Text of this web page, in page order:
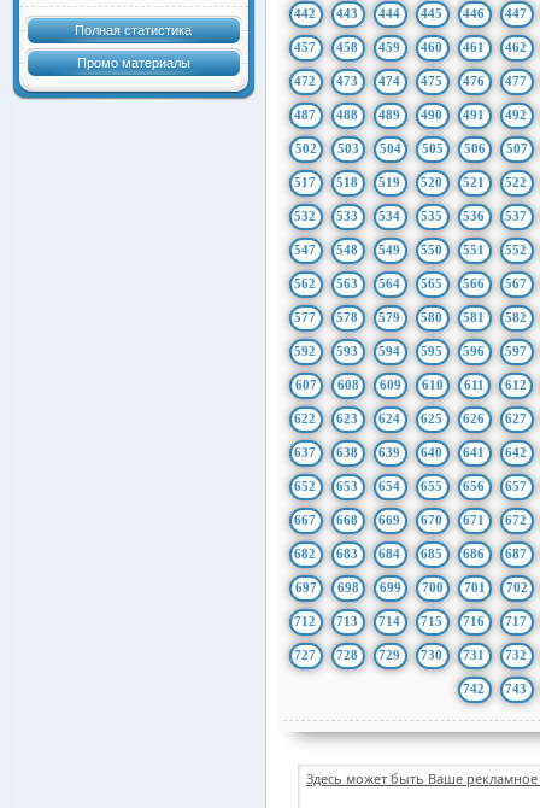
Полная статистика
Промо материалы
442 443 444 445 446 447
457 458 459 460 461 462
472 473 474 475 476 477
487 488 489 490 491 492
502 503 504 505 506 507
517 518 519 520 521 522
532 533 534 535 536 537
547 548 549 550 551 552
562 563 564 565 566 567
577 578 579 580 581 582
592 593 594 595 596 597
607 608 609 610 611 612
622 623 624 625 626 627
637 638 639 640 641 642
652 653 654 655 656 657
667 668 669 670 671 672
682 683 684 685 686 687
697 698 699 700 701 702
712 713 714 715 716 717
727 728 729 730 731 732
742 743
Здесь может быть Ваше